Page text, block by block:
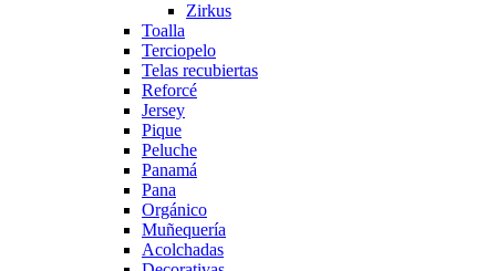
Zirkus
Toalla
Terciopelo
Telas recubiertas
Reforcé
Jersey
Pique
Peluche
Panamá
Pana
Orgánico
Muñequería
Acolchadas